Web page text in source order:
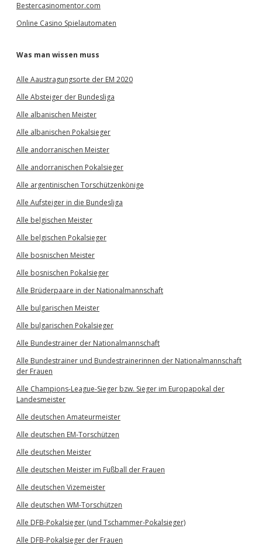
Bestercasinomentor.com
Online Casino Spielautomaten
Was man wissen muss
Alle Aaustragungsorte der EM 2020
Alle Absteiger der Bundesliga
Alle albanischen Meister
Alle albanischen Pokalsieger
Alle andorranischen Meister
Alle andorranischen Pokalsieger
Alle argentinischen Torschützenkönige
Alle Aufsteiger in die Bundesliga
Alle belgischen Meister
Alle belgischen Pokalsieger
Alle bosnischen Meister
Alle bosnischen Pokalsieger
Alle Brüderpaare in der Nationalmannschaft
Alle bulgarischen Meister
Alle bulgarischen Pokalsieger
Alle Bundestrainer der Nationalmannschaft
Alle Bundestrainer und Bundestrainerinnen der Nationalmannschaft
der Frauen
Alle Champions-League-Sieger bzw. Sieger im Europapokal der
Landesmeister
Alle deutschen Amateurmeister
Alle deutschen EM-Torschützen
Alle deutschen Meister
Alle deutschen Meister im Fußball der Frauen
Alle deutschen Vizemeister
Alle deutschen WM-Torschützen
Alle DFB-Pokalsieger (und Tschammer-Pokalsieger)
Alle DFB-Pokalsieger der Frauen